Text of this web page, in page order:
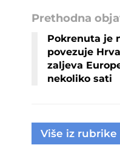
Prethodna
Pokrenuta je
povezuje
zaljeva
nekoliko sati
Više iz rubrike